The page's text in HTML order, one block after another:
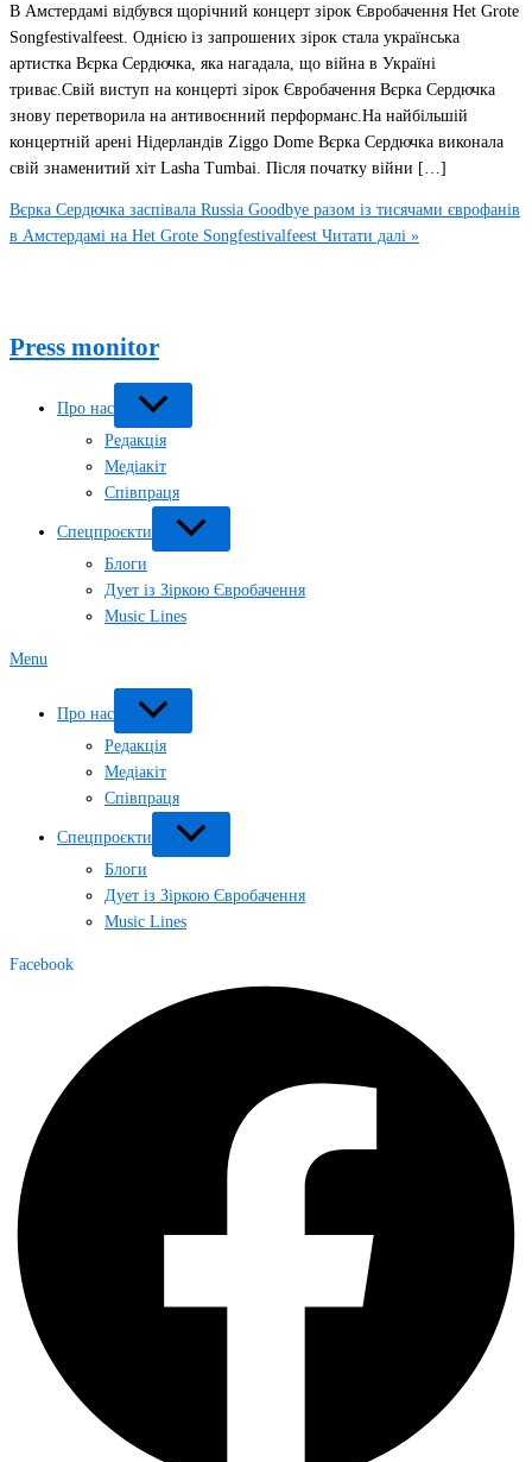
В Амстердамі відбувся щорічний концерт зірок Євробачення Het Grote
Songfestivalfeest. Однією із запрошених зірок стала українська
артистка Вєрка Сердючка, яка нагадала, що війна в Україні
триває.Свій виступ на концерті зірок Євробачення Вєрка Сердючка
знову перетворила на антивоєнний перформанс.На найбільшій
концертній арені Нідерландів Ziggo Dome Вєрка Сердючка виконала
свій знаменитий хіт Lasha Tumbai. Після початку війни […]
Вєрка Сердючка заспівала Russia Goodbye разом із тисячами єврофанів
в Амстердамі на Het Grote Songfestivalfeest Читати далі »
Press monitor
Про нас
Редакція
Медіакіт
Співпраця
Спецпроєкти
Блоги
Дует із Зіркою Євробачення
Music Lines
Menu
Про нас
Редакція
Медіакіт
Співпраця
Спецпроєкти
Блоги
Дует із Зіркою Євробачення
Music Lines
Facebook